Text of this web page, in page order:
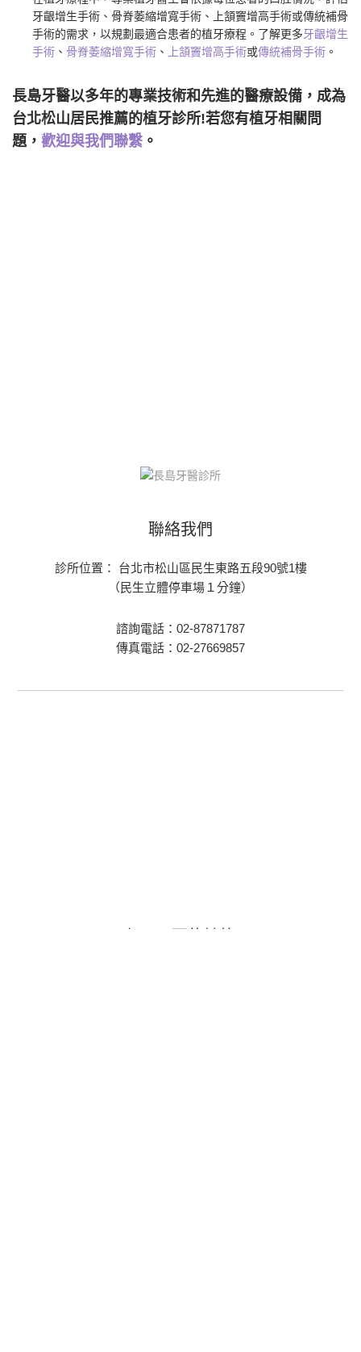
牙齦增生手術、骨脊萎縮增寬手術、上頷竇增高手術或傳統補骨
手術的需求，以規劃最適合患者的植牙療程。了解更多牙齦增生
手術 、 骨脊萎縮增寬手術 、 上頷竇增高手術或傳統補骨手術 。
長島牙醫以多年的專業技術和先進的醫療設備，成為
台北松山居民推薦的植牙診所!若您有植牙相關問
題， 歡迎與我們聯繫 。
聯絡我們
診所位置： 台北市松山區民生東路五段90號1樓
（民生立體停車場１分鐘）
諮詢電話：02-87871787
傳真電話：02-27669857